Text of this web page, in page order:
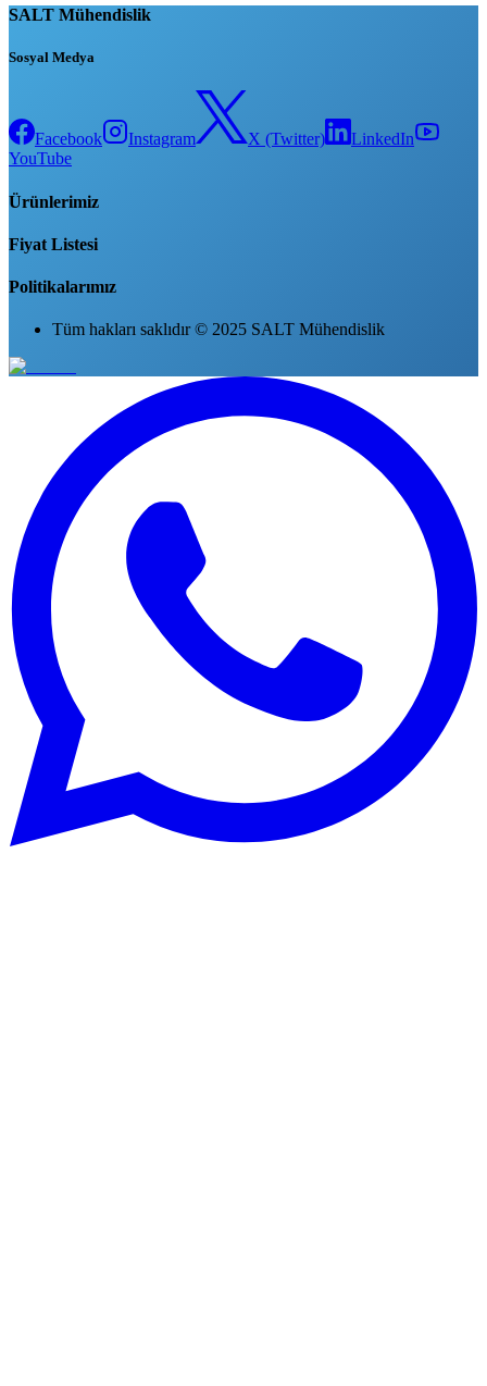
SALT Mühendislik
Sosyal Medya
Facebook Instagram X (Twitter)
LinkedIn
YouTube
Ürünlerimiz
Fiyat Listesi
Politikalarımız
Tüm hakları saklıdır © 2025 SALT Mühendislik